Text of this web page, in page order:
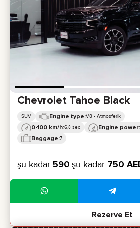
Chevrolet Tahoe Black
SUV Engine type:V8 - Atmosferik
0-100 km/h:6,8 sec Engine power:
Baggage:7
şu kadar 590 şu kadar 750
Rezerve Et